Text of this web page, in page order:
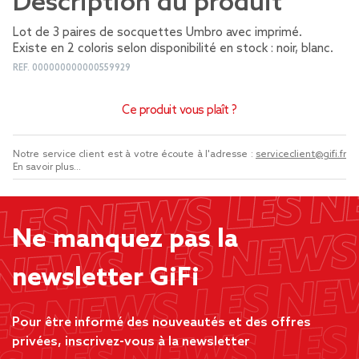
Lot de 3 paires de socquettes Umbro avec imprimé.
Existe en 2 coloris selon disponibilité en stock : noir, blanc.
REF. 000000000000559929
Ce produit vous plaît ?
Notre service client est à votre écoute à l'adresse : serviceclient@gifi.fr
En savoir plus...
Ne manquez pas la
newsletter GiFi
Pour être informé des nouveautés et des offres
privées, inscrivez-vous à la newsletter